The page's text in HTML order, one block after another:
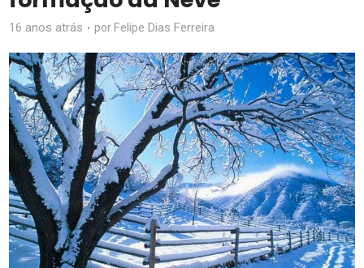
16 anos atrás por Felipe Dias Ferreira